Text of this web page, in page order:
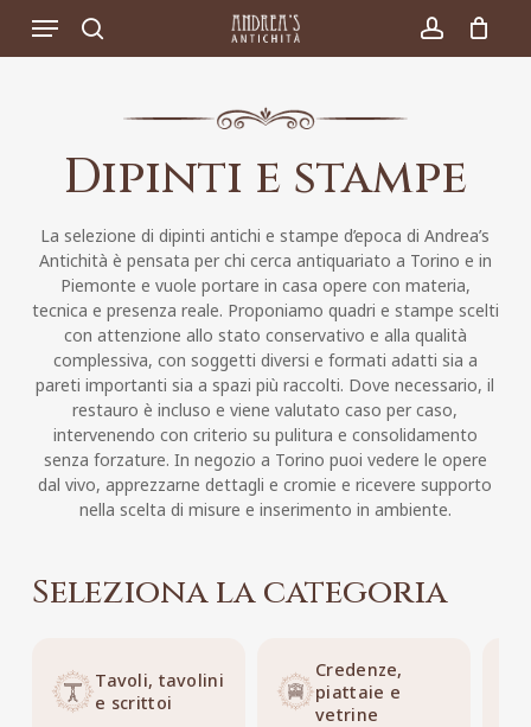
search account
Menu
Dipinti e stampe
La selezione di dipinti antichi e stampe d’epoca di Andrea’s
Antichità è pensata per chi cerca antiquariato a Torino e in
Piemonte e vuole portare in casa opere con materia,
tecnica e presenza reale. Proponiamo quadri e stampe scelti
con attenzione allo stato conservativo e alla qualità
complessiva, con soggetti diversi e formati adatti sia a
pareti importanti sia a spazi più raccolti. Dove necessario, il
restauro è incluso e viene valutato caso per caso,
intervenendo con criterio su pulitura e consolidamento
senza forzature. In negozio a Torino puoi vedere le opere
dal vivo, apprezzarne dettagli e cromie e ricevere supporto
nella scelta di misure e inserimento in ambiente.
Seleziona la categoria
Tavoli, tavolini
e scrittoi
Credenze,
piattaie e
vetrine